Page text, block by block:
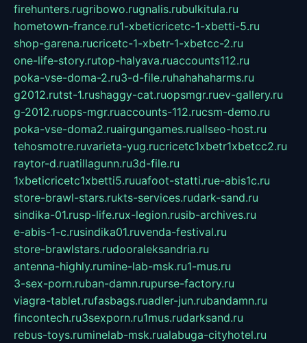
firehunters.rugribowo.rugnalis.rubulkitula.ru
hometown-france.ru1-xbeticricetc-1-xbetti-5.ru
shop-garena.rucricetc-1-xbetr-1-xbetcc-2.ru
one-life-story.rutop-halyava.ruaccounts112.ru
poka-vse-doma-2.ru3-d-file.ruhahahaharms.ru
g2012.rutst-1.rushaggy-cat.ruopsmgr.ruev-gallery.ru
g-2012.ruops-mgr.ruaccounts-112.rucsm-demo.ru
poka-vse-doma2.ruairgungames.ruallseo-host.ru
tehosmotre.ruvarieta-yug.rucricetc1xbetr1xbetcc2.ru
raytor-d.ruatillagunn.ru3d-file.ru
1xbeticricetc1xbetti5.ruuafoot-statti.rue-abis1c.ru
store-brawl-stars.rukts-services.rudark-sand.ru
sindika-01.rusp-life.rux-legion.rusib-archives.ru
e-abis-1-c.rusindika01.ruvenda-festival.ru
store-brawlstars.rudooraleksandria.ru
antenna-highly.rumine-lab-msk.ru1-mus.ru
3-sex-porn.ruban-damn.rupurse-factory.ru
viagra-tablet.rufasbags.ruadler-jun.rubandamn.ru
fincontech.ru3sexporn.ru1mus.rudarksand.ru
rebus-toys.ruminelab-msk.rualabuga-cityhotel.ru